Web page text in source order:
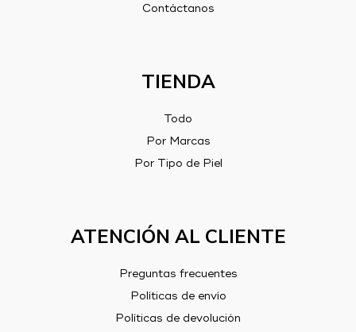
Contáctanos
TIENDA
Todo
Por Marcas
Por Tipo de Piel
ATENCIÓN AL CLIENTE
Preguntas frecuentes
Políticas de envío
Políticas de devolución